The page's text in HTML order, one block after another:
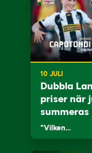
10 JULI
Dubbla
priser när
summeras
"Vilken…